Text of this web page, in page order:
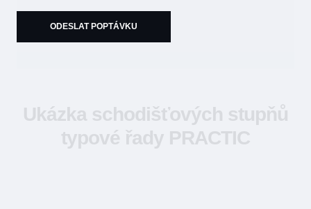
zpracováním
osobníchODESLAT POPTÁVKU